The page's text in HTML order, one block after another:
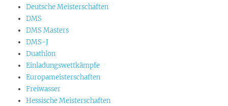
Deutsche Meisterschaften
DMS
DMS Masters
DMS-J
Duathlon
Einladungswettkämpfe
Europameisterschaften
Freiwasser
Hessische Meisterschaften